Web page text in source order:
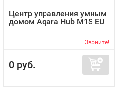
Центр управления умным
домом Aqara Hub M1S EU
Звоните!
0 руб.